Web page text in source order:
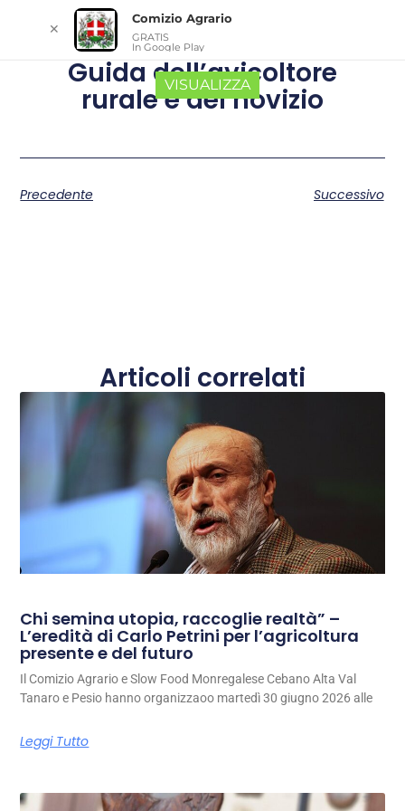
Guida dell’avicoltore
rurale e del novizio
Precedente Successivo
Articoli correlati
Chi semina utopia, raccoglie realtà” –
L’eredità di Carlo Petrini per l’agricoltura
presente e del futuro
Il Comizio Agrario e Slow Food Monregalese Cebano Alta Val
Tanaro e Pesio hanno organizzaoo martedì 30 giugno 2026 alle
Leggi Tutto
✕
Comizio Agrario
GRATIS
In Google Play
VISUALIZZA